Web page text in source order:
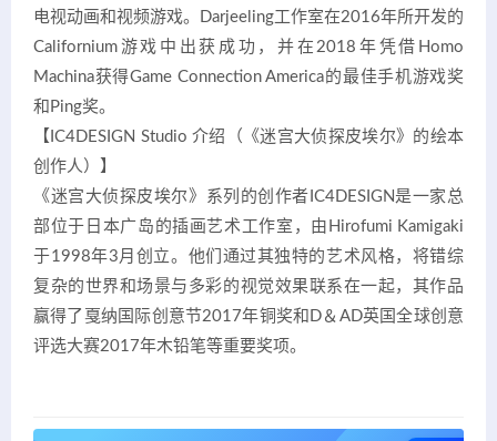
电视动画和视频游戏。Darjeeling工作室在2016年所开发的
Californium游戏中出获成功，并在2018年凭借Homo
Machina获得Game Connection America的最佳手机游戏奖
和Ping奖。
【IC4DESIGN Studio 介绍（《迷宫大侦探皮埃尔》的绘本
创作人）】
《迷宫大侦探皮埃尔》系列的创作者IC4DESIGN是一家总
部位于日本广岛的插画艺术工作室，由Hirofumi Kamigaki
于1998年3月创立。他们通过其独特的艺术风格，将错综
复杂的世界和场景与多彩的视觉效果联系在一起，其作品
赢得了戛纳国际创意节2017年铜奖和D＆AD英国全球创意
评选大赛2017年木铅笔等重要奖项。